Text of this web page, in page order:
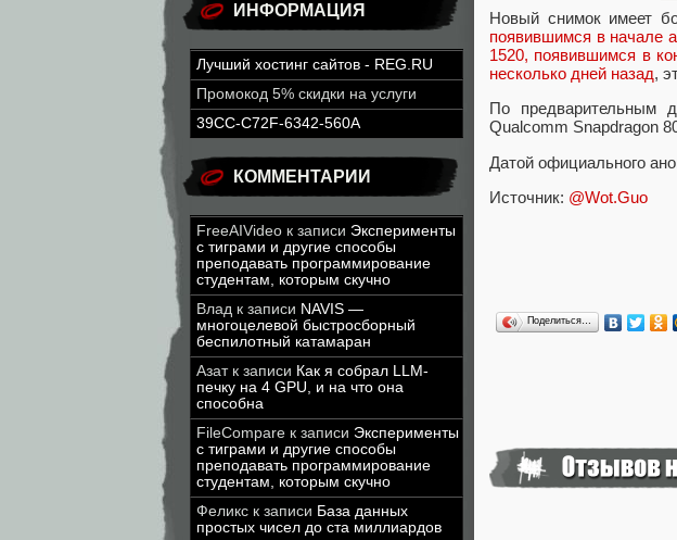
ИНФОРМАЦИЯ
Лучший хостинг сайтов - REG.RU
Промокод 5% скидки на услуги
39CC-C72F-6342-560A
КОММЕНТАРИИ
FreeAIVideo к записи Эксперименты
с тиграми и другие способы
преподавать программирование
студентам, которым скучно
Влад к записи NAVIS —
многоцелевой быстросборный
беспилотный катамаран
Азатк записи Как я собрал LLM-
печку на 4 GPU, и на что она
способна
FileCompare к записи Эксперименты
с тиграми и другие способы
преподавать программирование
студентам, которым скучно
Феликс к записи База данных
простых чисел до ста миллиардов
Новый снимок имеет
появившимся в начале
1520, появившимся в
несколько дней назад,
По предварительным
Qualcomm Snapdragon
Датой официального
Источник: @Wot.Guo
Поделиться…